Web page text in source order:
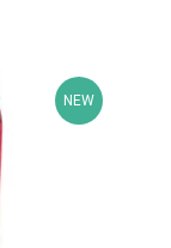
NEW